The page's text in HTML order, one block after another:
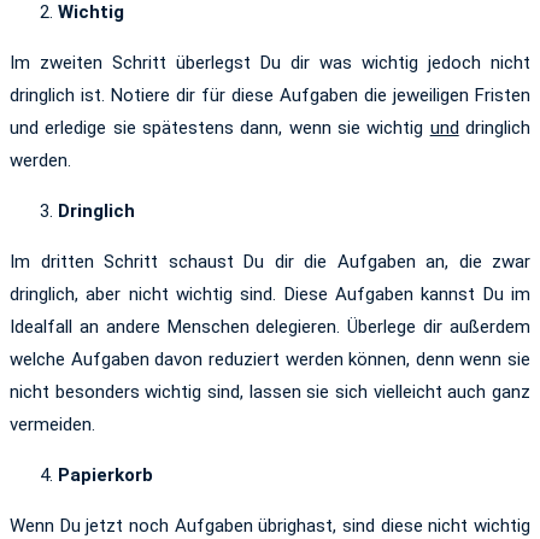
Wichtig
Im zweiten Schritt überlegst Du dir was wichtig jedoch nicht
dringlich ist. Notiere dir für diese Aufgaben die jeweiligen Fristen
und erledige sie spätestens dann, wenn sie wichtig und dringlich
werden.
Dringlich
Im dritten Schritt schaust Du dir die Aufgaben an, die zwar
dringlich, aber nicht wichtig sind. Diese Aufgaben kannst Du im
Idealfall an andere Menschen delegieren. Überlege dir außerdem
welche Aufgaben davon reduziert werden können, denn wenn sie
nicht besonders wichtig sind, lassen sie sich vielleicht auch ganz
vermeiden.
Papierkorb
Wenn Du jetzt noch Aufgaben übrighast, sind diese nicht wichtig